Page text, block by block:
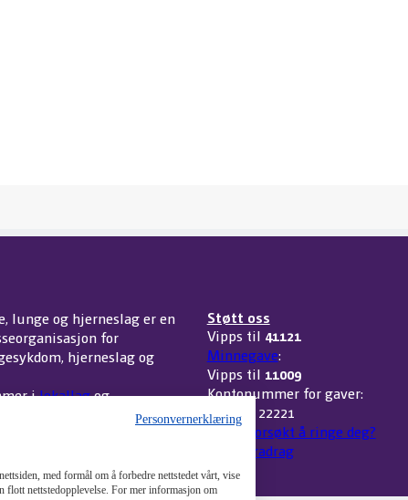
lunge og hjerneslag er en
for
hjerneslag og
ilokallagog
Støtt oss
Vipps til 41121
Minnegave:
Vipps til 11009
Kontonummer for gaver:
3207 32 22221
Har vi forsøkt å ringe deg?
Skattefradrag
Personvernerklæring
med formål om å forbedre nettstedet vårt, vise
flott nettstedopplevelse. For mer informasjon om